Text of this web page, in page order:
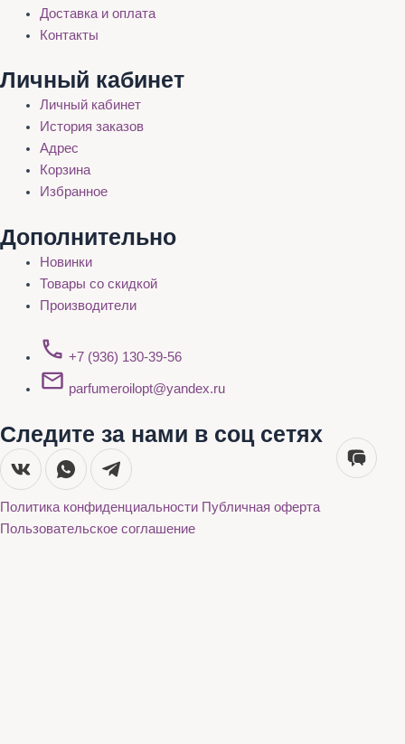
Доставка и оплата
Контакты
Личный кабинет
Личный кабинет
История заказов
Адрес
Корзина
Избранное
Дополнительно
Новинки
Товары со скидкой
Производители
+7 (936) 130-39-56
parfumeroilopt@yandex.ru
Следите за нами в соц сетях
Политика конфиденциальности Публичная оферта
Пользовательское соглашение